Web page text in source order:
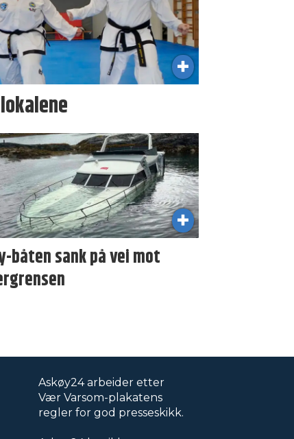
båten sank på vei mot
Askøy24 arbeider etter
Vær Varsom-plakatens
regler for god presseskikk.